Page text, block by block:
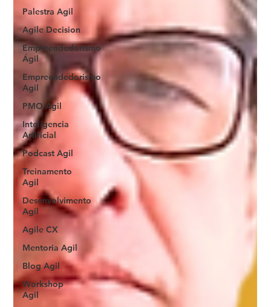
Palestra Agil
Agile Decision
Empreendedorismo
Ágil
Empreendedorismo
Agil
PMO Agil
Inteligencia
Artificial
Podcast Agil
Treinamento
Agil
Desenvolvimento
Agil
Agile CX
Mentoria Agil
Blog Agil
Workshop
Agil